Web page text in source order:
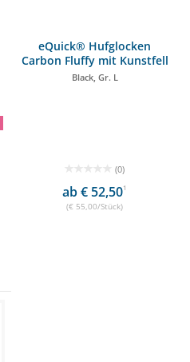
eQuick® Hufglocken
Carbon Fluffy mit Kunstfell
Black, Gr. L
(0)
ab € 52,501
(€ 55,00/Stück)